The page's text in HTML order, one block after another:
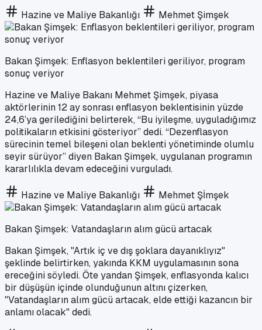
Hazine ve Maliye Bakanlığı Mehmet Şimşek
Bakan Şimşek: Enflasyon beklentileri geriliyor, program
sonuç veriyor
Hazine ve Maliye Bakanı Mehmet Şimşek, piyasa
aktörlerinin 12 ay sonrası enflasyon beklentisinin yüzde
24,6’ya gerilediğini belirterek, “Bu iyileşme, uyguladığımız
politikaların etkisini gösteriyor” dedi. “Dezenflasyon
sürecinin temel bileşeni olan beklenti yönetiminde olumlu
seyir sürüyor” diyen Bakan Şimşek, uygulanan programın
kararlılıkla devam edeceğini vurguladı.
Hazine ve Maliye Bakanlığı Mehmet Şİmşek
Bakan Şimşek: Vatandaşların alım gücü artacak
Bakan Şimşek, "Artık iç ve dış şoklara dayanıklıyız"
şeklinde belirtirken, yakında KKM uygulamasının sona
ereceğini söyledi. Öte yandan Şimşek, enflasyonda kalıcı
bir düşüşün içinde olunduğunun altını çizerken,
"Vatandaşların alım gücü artacak, elde ettiği kazancın bir
anlamı olacak" dedi.